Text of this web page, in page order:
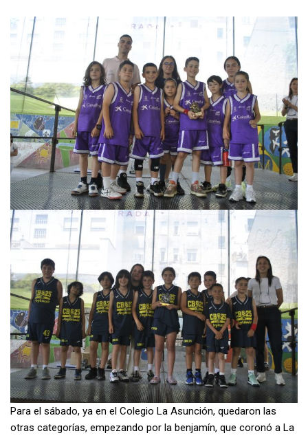
Para el sábado, ya en el Colegio La Asunción, quedaron las
otras categorías, empezando por la benjamín, que coronó a La